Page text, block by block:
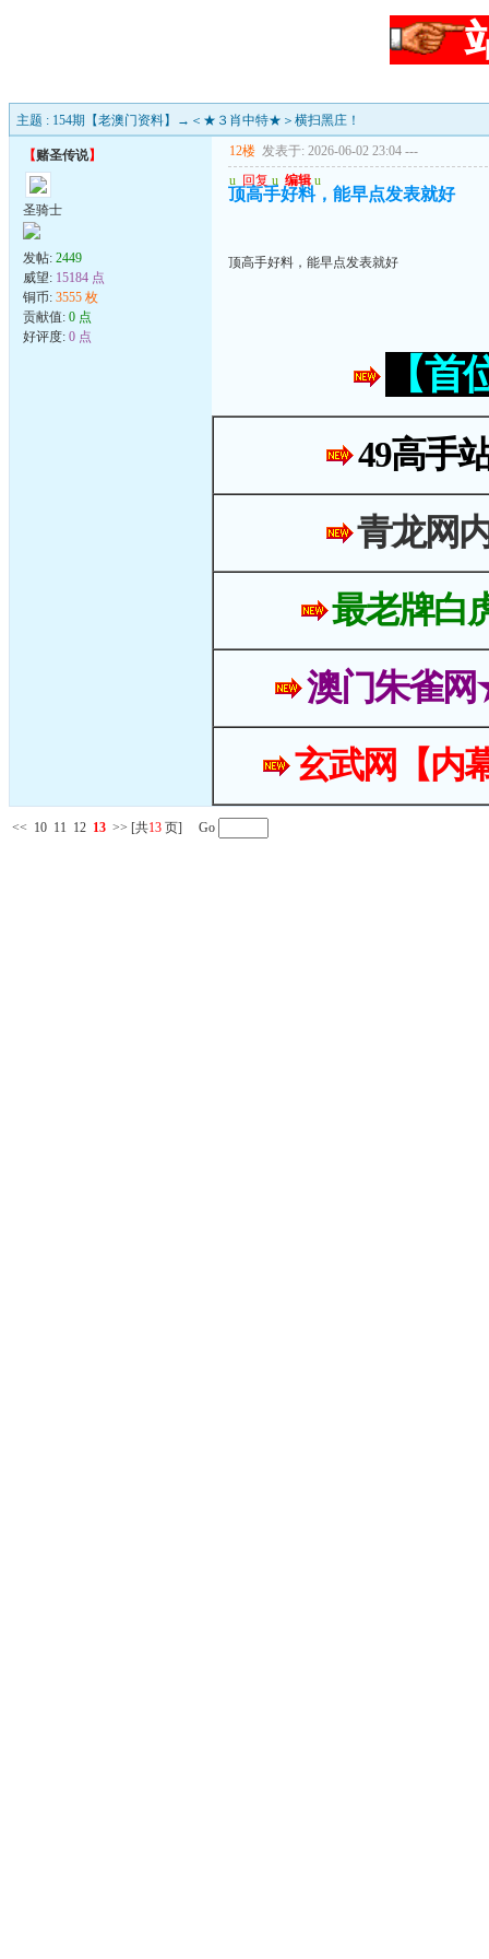
主题 : 154期【老澳门资料】→＜★３肖中特★＞横扫黑庄！
【赌圣传说】
圣骑士
发帖: 2449
威望: 15184 点
铜币: 3555 枚
贡献值: 0 点
好评度: 0 点
12楼 发表于: 2026-06-02 23:04 ---
u 回复 u 编辑 u
顶高手好料，能早点发表就好
顶高手好料，能早点发表就好
【
49高手
青龙网
最老牌白
澳门朱雀
玄武网【内
<< 10 11 12 13 >> [共13 页] Go